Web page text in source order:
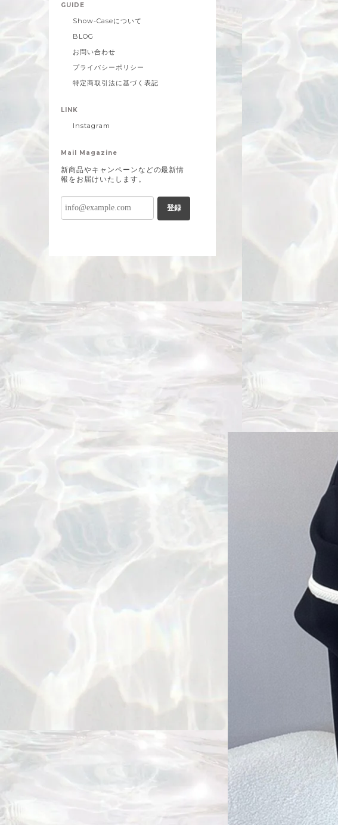
GUIDE
Show-Caseについて
BLOG
お問い合わせ
プライバシーポリシー
特定商取引法に基づく表記
LINK
Instagram
Mail Magazine
新商品やキャンペーンなどの最新情
報をお届けいたします。
登録